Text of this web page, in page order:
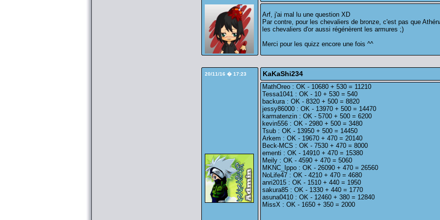
Arf, j'ai mal lu une question XD
Par contre, pour les chevaliers de bronze, c'est pas que
les chevaliers d'or aussi régénèrent les armures ;)
Merci pour les quizz encore une fois ^^
20/11/16 � 17:23 KaKaShi234
MathOreo : OK - 10680 + 530 = 11210
Tessa1041 : OK - 10 + 530 = 540
backura : OK - 8320 + 500 = 8820
jessy86000 : OK - 13970 + 500 = 14470
karmatenzin : OK - 5700 + 500 = 6200
kevin556 : OK - 2980 + 500 = 3480
Tsub : OK - 13950 + 500 = 14450
Arkem : OK - 19670 + 470 = 20140
Beck-MCS : OK - 7530 + 470 = 8000
ementi : OK - 14910 + 470 = 15380
Meily : OK - 4590 + 470 = 5060
MKNC_Ippo : OK - 26090 + 470 = 26560
NoLife47 : OK - 4210 + 470 = 4680
anri2015 : OK - 1510 + 440 = 1950
sakura85 : OK - 1330 + 440 = 1770
asuna0410 : OK - 12460 + 380 = 12840
MissX : OK - 1650 + 350 = 2000